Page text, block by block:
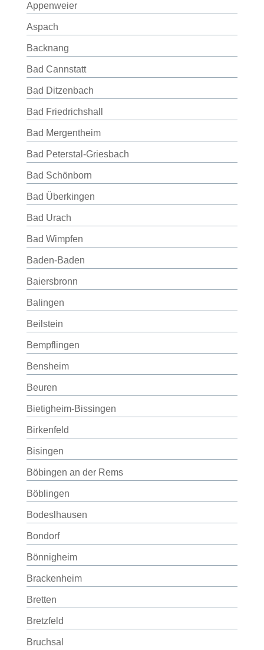
Appenweier
Aspach
Backnang
Bad Cannstatt
Bad Ditzenbach
Bad Friedrichshall
Bad Mergentheim
Bad Peterstal-Griesbach
Bad Schönborn
Bad Überkingen
Bad Urach
Bad Wimpfen
Baden-Baden
Baiersbronn
Balingen
Beilstein
Bempflingen
Bensheim
Beuren
Bietigheim-Bissingen
Birkenfeld
Bisingen
Böbingen an der Rems
Böblingen
Bodeslhausen
Bondorf
Bönnigheim
Brackenheim
Bretten
Bretzfeld
Bruchsal